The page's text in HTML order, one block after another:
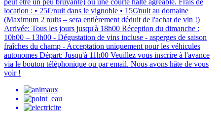
location : • 25€/nuit dans le vignoble • 15€/nuit au domaine
(Maximum 2 nuits – sera entièrement déduit de l'achat de vin !)
Arrivée: Tous les jours jusqu'à 18h00 Réception du dimanche :
10h00 – 13h00 - Dégustation de vins incluse - asperges de saison
fraîches du champ - Acceptation uniquement pour les véhicules
autonomes Départ: Jusqu'à 11h00 Veuillez vous inscrire à l'avance
via le bouton téléphonique ou par email. Nous avons hâte de vous
voir !